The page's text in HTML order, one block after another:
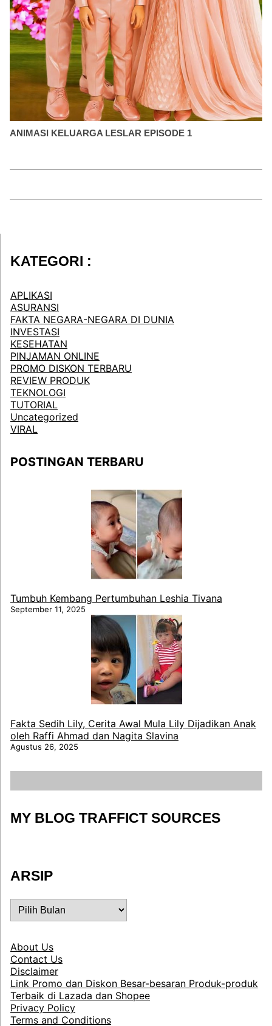
ANIMASI KELUARGA LESLAR EPISODE 1
KATEGORI :
APLIKASI
ASURANSI
FAKTA NEGARA-NEGARA DI DUNIA
INVESTASI
KESEHATAN
PINJAMAN ONLINE
PROMO DISKON TERBARU
REVIEW PRODUK
TEKNOLOGI
TUTORIAL
Uncategorized
VIRAL
POSTINGAN TERBARU
Tumbuh Kembang Pertumbuhan Leshia Tivana
September 11, 2025
Fakta Sedih Lily, Cerita Awal Mula Lily Dijadikan Anak
oleh Raffi Ahmad dan Nagita Slavina
Agustus 26, 2025
MY BLOG TRAFFICT SOURCES
ARSIP
ARSIP
About Us
Contact Us
Disclaimer
Link Promo dan Diskon Besar-besaran Produk-produk
Terbaik di Lazada dan Shopee
Privacy Policy
Terms and Conditions